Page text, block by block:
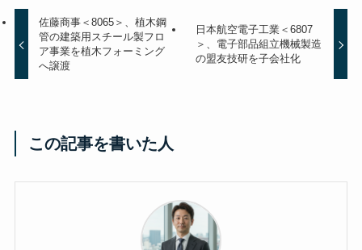
佐藤商事＜8065＞、植木鋼
管の建築用スチール製フロ
ア事業を植木フォーミング
へ譲渡
日本航空電子工業＜6807
＞、電子部品組立機械製造
の盟友技研を子会社化
この記事を書いた人